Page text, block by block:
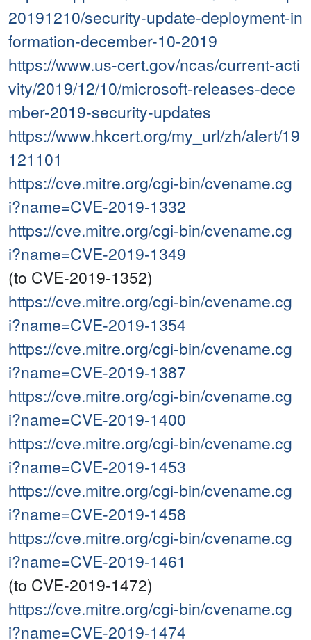
20191210/security-update-deployment-in
formation-december-10-2019
https://www.us-cert.gov/ncas/current-acti
vity/2019/12/10/microsoft-releases-dece
mber-2019-security-updates
https://www.hkcert.org/my_url/zh/alert/19
121101
https://cve.mitre.org/cgi-bin/cvename.cg
i?name=CVE-2019-1332
https://cve.mitre.org/cgi-bin/cvename.cg
i?name=CVE-2019-1349
(to CVE-2019-1352)
https://cve.mitre.org/cgi-bin/cvename.cg
i?name=CVE-2019-1354
https://cve.mitre.org/cgi-bin/cvename.cg
i?name=CVE-2019-1387
https://cve.mitre.org/cgi-bin/cvename.cg
i?name=CVE-2019-1400
https://cve.mitre.org/cgi-bin/cvename.cg
i?name=CVE-2019-1453
https://cve.mitre.org/cgi-bin/cvename.cg
i?name=CVE-2019-1458
https://cve.mitre.org/cgi-bin/cvename.cg
i?name=CVE-2019-1461
(to CVE-2019-1472)
https://cve.mitre.org/cgi-bin/cvename.cg
i?name=CVE-2019-1474